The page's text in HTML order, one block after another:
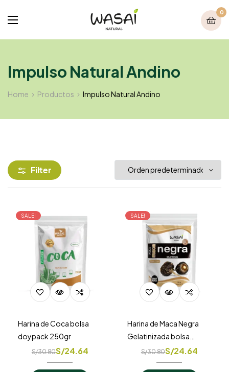
0
Impulso Natural Andino
Home Productos Impulso Natural Andino
Filter
SALE!
Harina de Coca bolsa
doypack 250gr
S/30.80S/24.64
SALE!
Harina de Maca Negra
Gelatinizada bolsa
doypack 250gr
S/30.80S/24.64